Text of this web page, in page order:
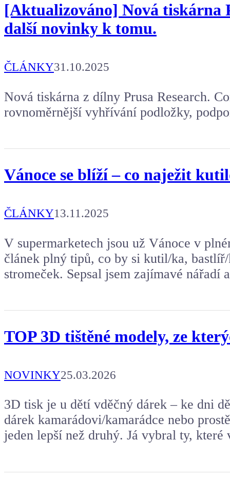
[Aktualizováno] Nová tiskárna
další novinky k tomu.
ČLÁNKY31.10.2025
Nová tiskárna z dílny Prusa Research.
rovnoměrnější vyhřívání podložky,
Vánoce se blíží – co naježit
ČLÁNKY13.11.2025
V supermarketech jsou už Vánoce v
článek plný tipů, co by si kutil/ka,
stromeček. Sepsal jsem zajímavé
TOP 3D tištěné modely, ze
NOVINKY25.03.2026
3D tisk je u dětí vděčný dárek – ke dni
dárek kamarádovi/kamarádce nebo
jeden lepší než druhý. Já vybral ty,